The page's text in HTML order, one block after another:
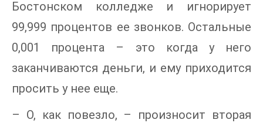
Бостонском колледже и игнорирует
99,999 процентов ее звонков. Остальные
0,001 процента – это когда у него
заканчиваются деньги, и ему приходится
просить у нее еще.
– О, как повезло, – произносит вторая